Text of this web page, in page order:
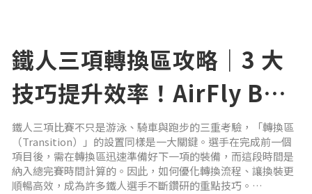
鐵人三項轉換區攻略｜3 大
技巧提升效率！AirFly BK
款運動眼鏡讓你快狠準切換
狀態
鐵人三項比賽不只是游泳、騎車與跑步的三重考驗，「轉換區
（Transition）」的設置同樣是一大關鍵。選手在完成前一個
項目後，需在轉換區迅速準備好下一項的裝備，而這段時間是
納入總完賽時間計算的。因此，如何優化轉換流程、讓換裝更
順暢高效，成為許多鐵人選手不斷鑽研的重點技巧。